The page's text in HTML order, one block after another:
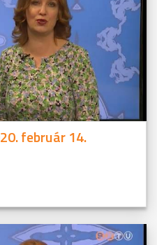
február 14.